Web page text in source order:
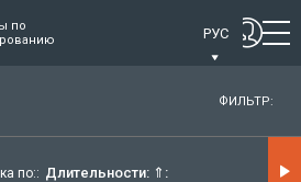
по
РУС
ФИЛЬТР:
по: Длительности: ⇑